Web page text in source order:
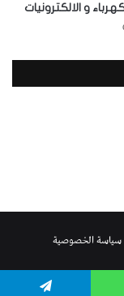
و الالكترونيات
سياسة الخصوصية